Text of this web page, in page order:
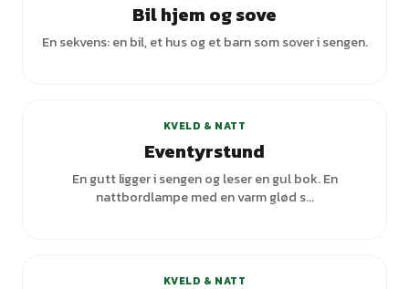
Bil hjem og sove
En sekvens: en bil, et hus og et barn som sover i sengen.
KVELD & NATT
Eventyrstund
En gutt ligger i sengen og leser en gul bok. En
nattbordlampe med en varm glød s...
KVELD & NATT